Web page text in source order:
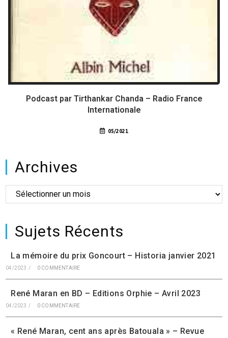
Podcast par Tirthankar Chanda – Radio France
Internationale
05/2021
Archives
Sujets Récents
La mémoire du prix Goncourt – Historia janvier 2021
04/2023 / 0 COMMENTAIRE
René Maran en BD – Editions Orphie – Avril 2023
04/2023 / 0 COMMENTAIRE
« René Maran, cent ans après Batouala » – Revue